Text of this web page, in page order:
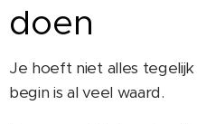
doen
Je hoeft niet alles
begin is al veel waard.